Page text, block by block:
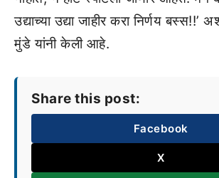
उद्याच्या उद्या जाहीर करा निर्णय बस्स!!’
मुंडे यांनी केली आहे.
Share this post:
Facebook
X